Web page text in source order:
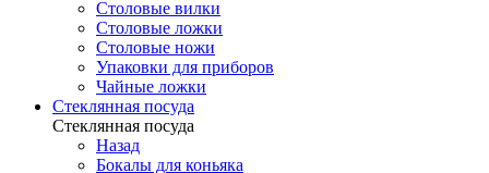
Столовые вилки
Столовые ложки
Столовые ножи
Упаковки для приборов
Чайные ложки
Стеклянная посуда
Стеклянная посуда
Назад
Бокалы для коньяка